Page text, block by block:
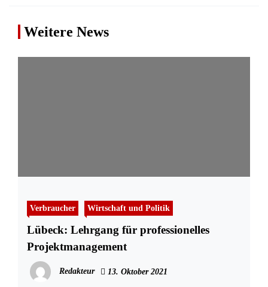
Weitere News
Verbraucher Wirtschaft und Politik
Lübeck: Lehrgang für professionelles
Projektmanagement
Redakteur 13. Oktober 2021